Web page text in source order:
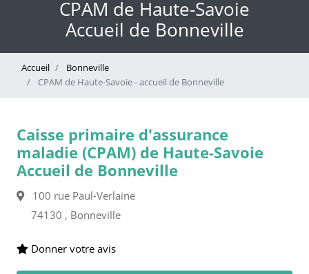
CPAM de Haute-Savoie
Accueil de Bonneville
Accueil
Bonneville
CPAM de Haute-Savoie - accueil de Bonneville
Caisse primaire d'assurance
maladie (CPAM) de Haute-Savoie
Accueil de Bonneville
100 rue Paul-Verlaine
74130 , Bonneville
Donner votre avis